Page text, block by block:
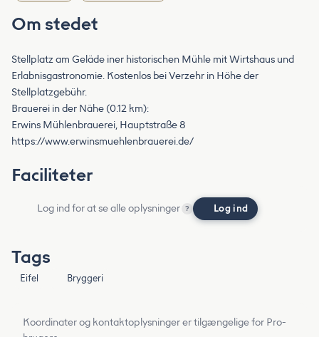
Om stedet
Stellplatz am Geläde iner historischen Mühle mit Wirtshaus und
Erlabnisgastronomie. Kostenlos bei Verzehr in Höhe der
Stellplatzgebühr.
Brauerei in der Nähe (0.12 km):
Erwins Mühlenbrauerei, Hauptstraße 8
https://www.erwinsmuehlenbrauerei.de/
Faciliteter
Log ind for at se alle oplysninger ? Log ind
Tags
Eifel Bryggeri
Koordinater og kontaktoplysninger er tilgængelige for Pro-